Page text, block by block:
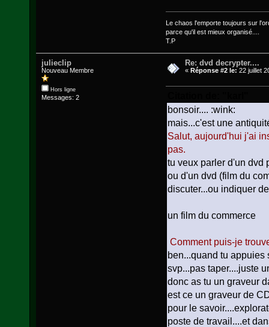
Le chaos l'emporte toujours sur
parce qu'il est mieux organisé....
T.P
julieclip
Nouveau Membre
Hors ligne
Messages: 2
Re: dvd decrypter....
«Réponse #2 le: 22 juillet
bonsoir.... :wink:
mais...c'est une
Salut, aujourd'hui j'ai
pas.
tu veux parler d'un dvd
ou d'un dvd (film du
discuter...ou indiquer
un film du commerce
Comment puis-je
ben...quand tu
svp...pas taper....juste
donc as tu un graveur
est ce un graveur de
pour le
poste de travail....et